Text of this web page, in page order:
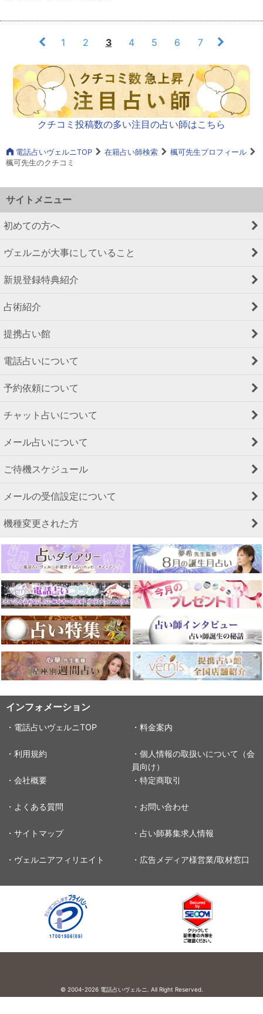
1 2 3 4 5 6 7
クチコミ投稿数の多い注目の占い師はこちら
電話占いヴェルニTOP 在籍占い師検索
楓可先生プロフィール
楓可先生のクチコミ
サイトメニュー
初めての方へ
ヴェルニが大事にしていること
新規登録特典紹介
占術紹介
提携占い館
電話占いについて
予約依頼について
チャット占いについて
メール占いについて
ご待機スケジュール
メールの受信設定について
機種変更された方
インフォメーション
・電話占いヴェルニTOP ・料金案内
・利用規約
・個人情報の取扱いについて（会
員向け）
・会社概要
・特定商取引
・よくある質問 ・お問い合わせ
・サイトマップ ・占い師募集求人情報
・ヴェルニアフィリエイト ・広告メディア様営業/取材窓口
© 2004-2026 電話占いヴェルニ. All Right Reserved.